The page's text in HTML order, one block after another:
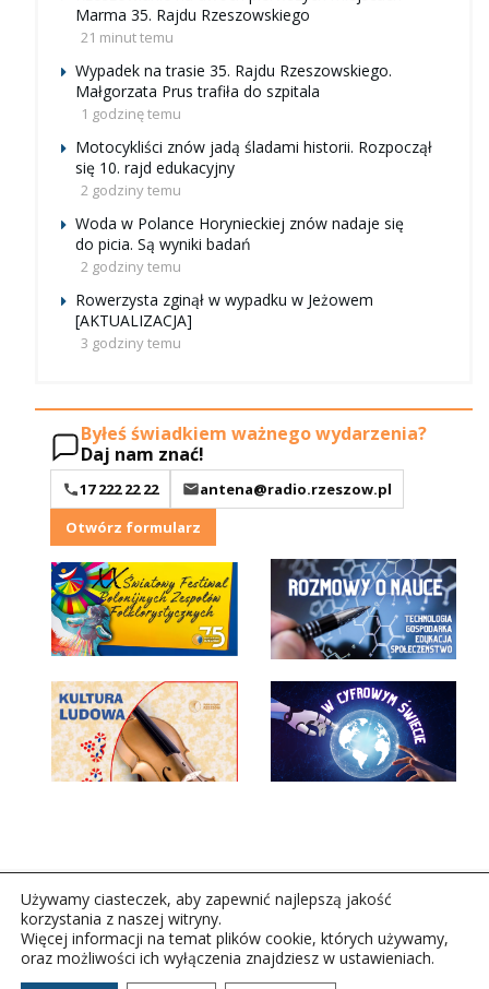
Marma 35. Rajdu Rzeszowskiego
21 minut temu
Wypadek na trasie 35. Rajdu Rzeszowskiego.
Małgorzata Prus trafiła do szpitala
1 godzinę temu
Motocykliści znów jadą śladami historii. Rozpoczął
się 10. rajd edukacyjny
2 godziny temu
Woda w Polance Horynieckiej znów nadaje się
do picia. Są wyniki badań
2 godziny temu
Rowerzysta zginął w wypadku w Jeżowem
[AKTUALIZACJA]
3 godziny temu
Byłeś świadkiem ważnego wydarzenia?
Daj nam znać!
17 222 22 22
antena@radio.rzeszow.pl
Otwórz formularz
Copyright © 2026Polskie Radio Rzeszów S.A. w likwidacj.
Używamy ciasteczek, aby zapewnić najlepszą jakość
korzystania z naszej witryny.
Więcej informacji na temat plików cookie, których używamy,
oraz możliwości ich wyłączenia znajdziesz w ustawieniach.